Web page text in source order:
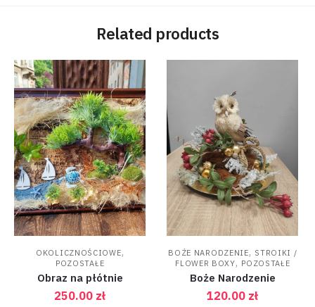
Related products
OKOLICZNOŚCIOWE,
POZOSTAŁE
Obraz na płótnie
250.00 zł
BOŻE NARODZENIE, STROIKI /
FLOWER BOXY, POZOSTAŁE
Boże Narodzenie
120.00 zł